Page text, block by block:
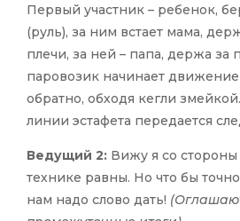
Первый участник – ребенок,
(руль), за ним встает мама,
плечи, за ней – папа, держа за
паровозик начинает
обратно, обходя кегли
линии эстафета передается
Ведущий 2: Вижу я со
технике равны. Но что бы
нам надо слово дать!